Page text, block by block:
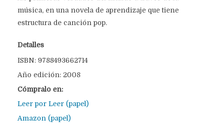
música, en una novela de aprendizaje que tiene
estructura de canción pop.
Detalles
ISBN: 9788493662714
Año edición: 2008
Cómpralo en:
Leer por Leer (papel)
Amazon (papel)